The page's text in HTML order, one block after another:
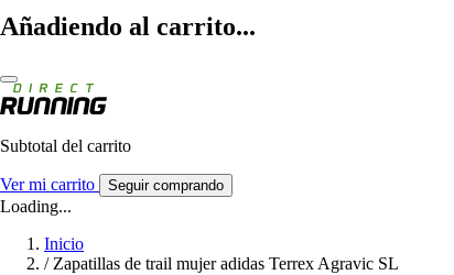
Añadiendo al carrito...
Subtotal del carrito
Ver mi carrito Seguir comprando
Loading...
Inicio
/ Zapatillas de trail mujer adidas Terrex Agravic SL